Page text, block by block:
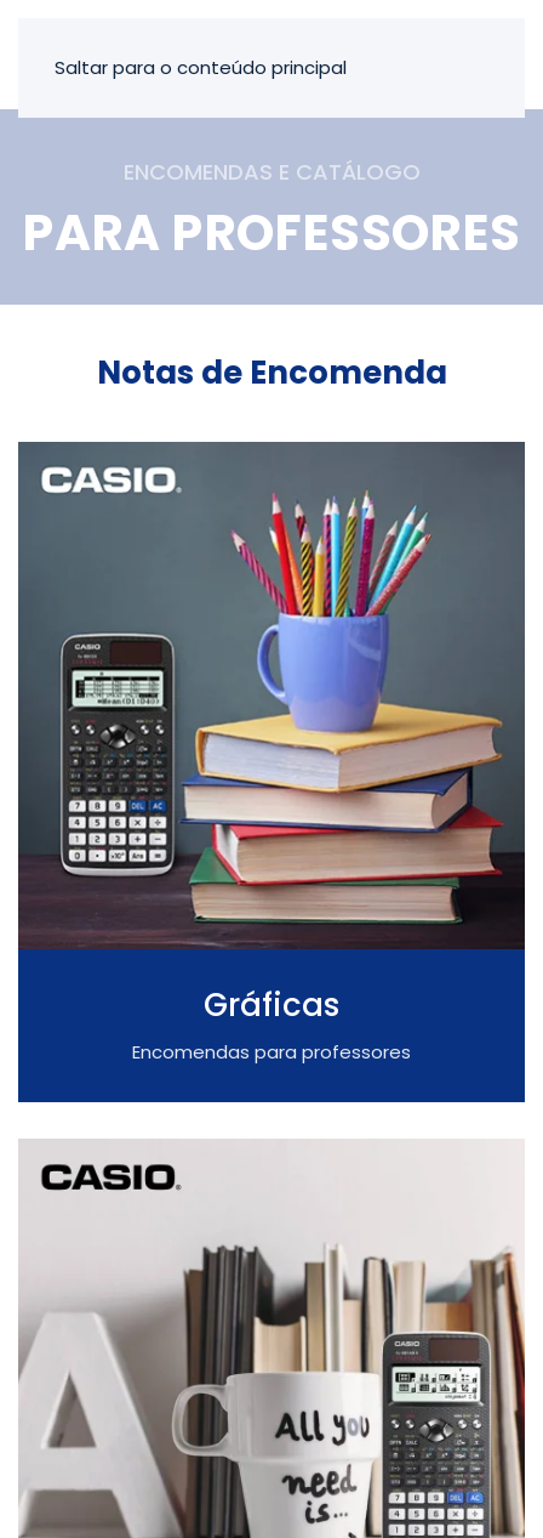
Saltar para o conteúdo principal
ENCOMENDAS E CATÁLOGO
PARA PROFESSORES
Notas de Encomenda
Gráficas
Encomendas para professores